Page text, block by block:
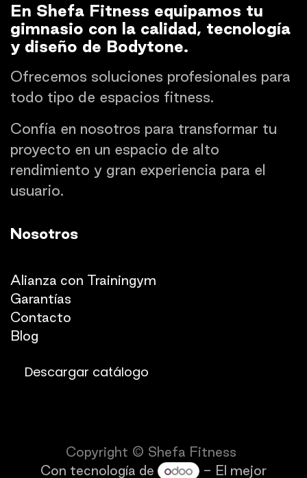
En Shefa Fitness equipamos tu
gimnasio con la calidad, tecnología
y diseño de Bodytone.
Ofrecemos soluciones profesionales para
todo tipo de espacios fitness.
Confía en nosotros para transformar tu
proyecto en un espacio de alto
rendimiento y gran experiencia para el
usuario.
Nosotros
Alianza con Trainingym
Garantías
Con​tacto
Blog​​
Descargar catálogo
Copyright © Shefa Fitness
Con tecnología de
- El mejor